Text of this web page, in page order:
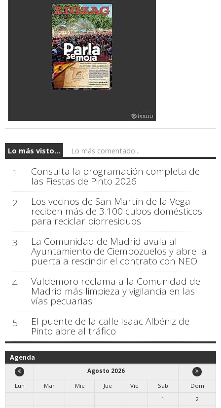
Lo más visto... Lo más comentado...
1 Consulta la programación completa de
las Fiestas de Pinto 2026
2
Los vecinos de San Martín de la Vega
reciben más de 3.100 cubos domésticos
para reciclar biorresiduos
3
La Comunidad de Madrid avala al
Ayuntamiento de Ciempozuelos y abre la
puerta a rescindir el contrato con NEO
4
Valdemoro reclama a la Comunidad de
Madrid más limpieza y vigilancia en las
vías pecuarias
5
El puente de la calle Isaac Albéniz de
Pinto abre al tráfico
Agenda
Agosto 2026
Lun
Mar Mie Jue Vie Sab
Dom
1
2